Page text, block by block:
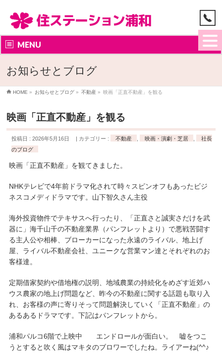
MENU
お知らせとブログ
HOME » お知らせとブログ » 不動産 » 映画「正直不動産」を観る
映画「正直不動産」を観る
投稿日 : 2026年5月16日 カテゴリー : 不動産 映画・演劇・芝居
社長
のブログ
映画「正直不動産」を観てきました。
NHKテレビで4年前ドラマ化されて時々スピンオフもあったビジ
ネスコメディドラマです。山下智久さん主役
海外投資物件でテキサスへ行ったり、「正直さと誠実さだけを武
器に」海千山千の不動産業界（パンフレットより）で悪戦苦闘す
る主人公や相棒、ブローカーになった永遠のライバル、地上げ
屋、ライバル不動産会社、ユニークな営業マン達とそれぞれのお
客様達。
定期借家契約や借地権の説明、地域農業の持続化をめざす近郊ハ
ウス農家の地上げ問題など、昨今の不動産に関する話題も取り入
れ、お客様の声に寄りそって問題解決していく「正直不動産」の
あるあるドラマです。下記はパンフレットから。
浦和パルコ6階で上映中 エンドロールが面白い。 嘘をつこ
うとすると吹く風はマキタのブロワーでしたね。ライアーね(^^♪